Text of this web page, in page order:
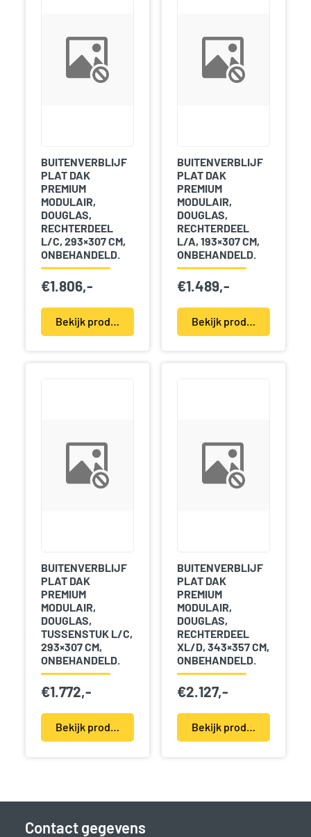
BUITENVERBLIJF
PLAT DAK
PREMIUM
MODULAIR,
DOUGLAS,
RECHTERDEEL
L/C, 293×307 CM,
ONBEHANDELD.
€1.806,-
Bekijk product(en)
BUITENVERBLIJF
PLAT DAK
PREMIUM
MODULAIR,
DOUGLAS,
RECHTERDEEL
L/A, 193×307 CM,
ONBEHANDELD.
€1.489,-
Bekijk product(en)
BUITENVERBLIJF
PLAT DAK
PREMIUM
MODULAIR,
DOUGLAS,
TUSSENSTUK L/C,
293×307 CM,
ONBEHANDELD.
€1.772,-
Bekijk product(en)
BUITENVERBLIJF
PLAT DAK
PREMIUM
MODULAIR,
DOUGLAS,
RECHTERDEEL
XL/D, 343×357 CM,
ONBEHANDELD.
€2.127,-
Bekijk product(en)
Contact gegevens